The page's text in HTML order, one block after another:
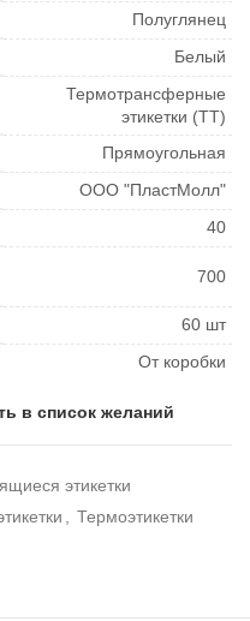
Полуглянец
Белый
Термотрансферные
этикетки (ТТ)
Прямоугольная
ООО "ПластМолл"
40
700
60 шт
От коробки
в список желаний
этикетки
Термоэтикетки